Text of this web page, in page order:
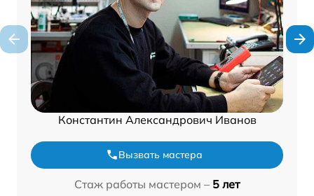
Константин Александрович Иванов
Вызвать мастера
Стаж работы мастером – 5 лет